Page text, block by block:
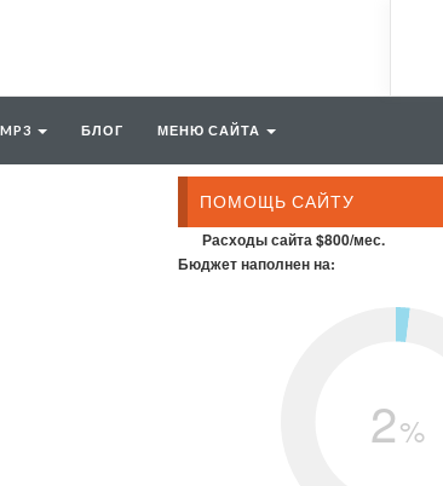
MP3 БЛОГ МЕНЮ САЙТА
ПОМОЩЬ САЙТУ
Расходы сайта $800/мес.
Бюджет наполнен на:
2%